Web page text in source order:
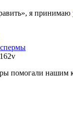
я принимаю
помогали нашим